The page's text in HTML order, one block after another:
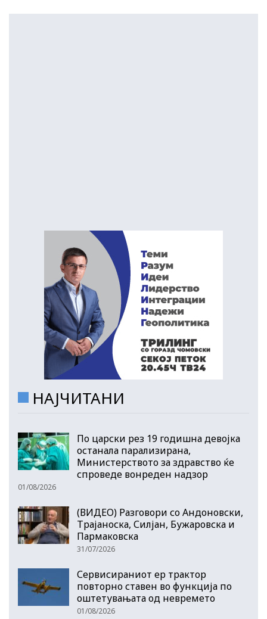
НАЈЧИТАНИ
По царски рез 19 годишна девојка
останала парализирана,
Министерството за здравство ќе
спроведе вонреден надзор
01/08/2026
(ВИДЕО) Разговори со Андоновски,
Трајаноска, Силјан, Бужаровска и
Пармаковска
31/07/2026
Сервисираниот ер трактор
повторно ставен во функција по
оштетувањата од невремето
01/08/2026